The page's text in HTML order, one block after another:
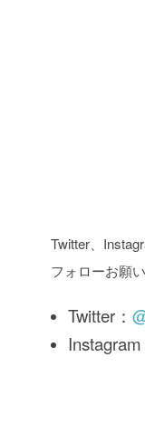
Twitter、
フォローお願
Twitter：
Instagram